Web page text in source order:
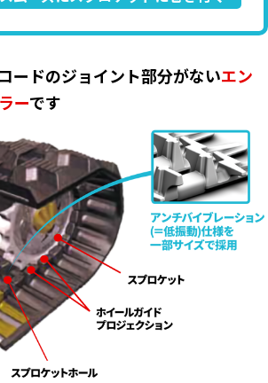
ードのジョイント部分がないエン
ーです